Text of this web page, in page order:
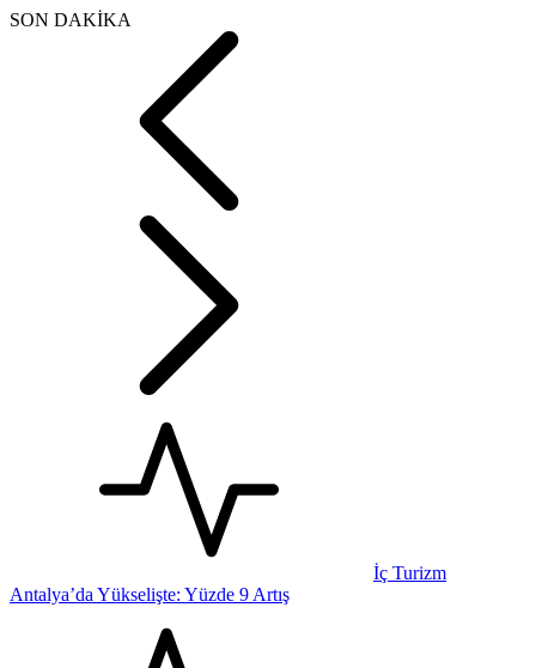
SON DAKİKA
İç Turizm
Antalya’da Yükselişte: Yüzde 9 Artış